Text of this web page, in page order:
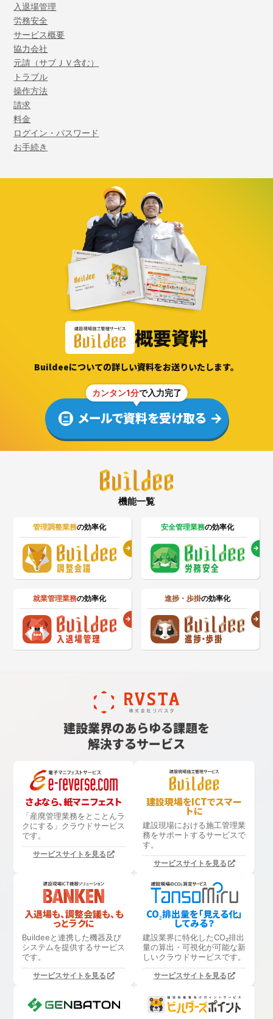
入退場管理
労務安全
サービス概要
協力会社
元請（サブＪＶ含む）
トラブル
操作方法
請求
料金
ログイン・パスワード
お手続き
概要資料
Buildeeについての詳しい資料をお送りいたします。
カンタン1分で入力完了
メールで資料を受け取る
機能一覧
管理調整業務の効率化 安全管理業務の効率化
就業管理業務の効率化 進捗・歩掛の効率化
建設業界のあらゆる課題を
解決するサービス
さよなら、紙マニフェスト
「産廃管理業務をとことんラ
クにする」 クラウドサービス
です。
サービスサイトを見る
建設現場をICTでスマー
トに
建設現場における施工管理業
務をサポートするサービスで
す。
サービスサイトを見る
入退場も、調整会議も、も
っとラクに
Buildeeと連携した機器及び
システムを提供するサービス
です。
サービスサイトを見る
CO₂排出量を「見える化」
してみる？
建設業界に特化したCO₂排出
量の算出・可視化が可能な新
しいクラウドサービスです。
サービスサイトを見る